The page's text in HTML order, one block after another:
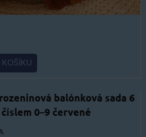
KOŠÍKU
balónková sada 6
0–9 červené